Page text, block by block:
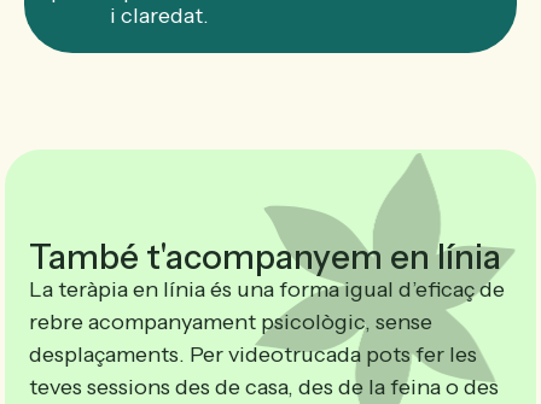
i claredat.
També t'acompanyem en línia
La teràpia en línia és una forma igual d’eficaç de
rebre acompanyament psicològic, sense
desplaçaments. Per videotrucada pots fer les
teves sessions des de casa, des de la feina o des